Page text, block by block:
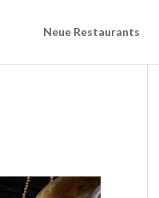
Neue Restaurants